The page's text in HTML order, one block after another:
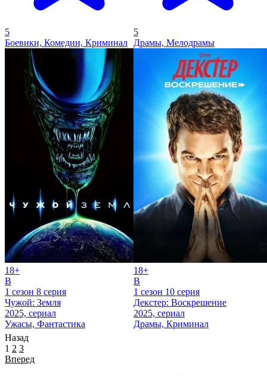
5
Боевики, Комедии, Криминал
5
Драмы, Мелодрамы
18+
B
1 сезон 8 серия
Чужой: Земля
2025, сериал
Ужасы, Фантастика
18+
B
1 сезон 10 серия
Декстер: Воскрешение
2025, сериал
Драмы, Криминал
Назад
1 2 3
Вперед